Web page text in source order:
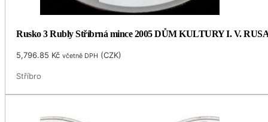
Rusko 3 Rubly Stříbrná mince 2005 DŮM KULTURY I. V.
5,796.85 Kč včetně DPH (CZK)
Stříbro